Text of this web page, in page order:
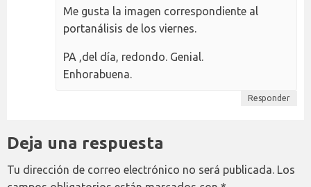
Me gusta la imagen correspondiente al
portanálisis de los viernes.
PA ,del día, redondo. Genial.
Enhorabuena.
Responder
Deja una respuesta
Tu dirección de correo electrónico no será publicada. Los